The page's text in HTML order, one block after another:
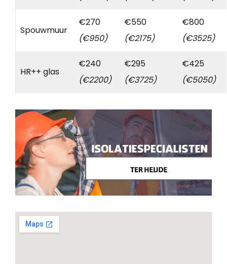
Spouwmuur
€270
(€950)
€550
(€2175)
€800
(€3525)
HR++ glas
€240
(€2200)
€295
(€3725)
€425
(€5050)